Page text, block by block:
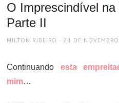
O Imprescindível
Parte II
AUTHOR
MILTON RIBEIRO
POSTED
24 DE
Continuando esta
mim…